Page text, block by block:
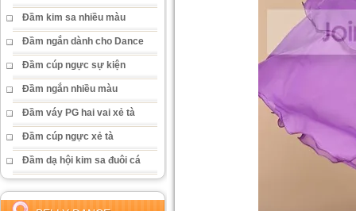
Đầm kim sa nhiều màu
Đầm ngắn dành cho Dance
Đầm cúp ngực sự kiện
Đầm ngắn nhiều màu
Đầm váy PG hai vai xẻ tà
Đầm cúp ngực xẻ tà
Đầm dạ hội kim sa đuôi cá